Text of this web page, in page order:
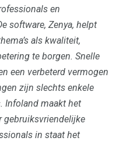
en
software, Zenya, helpt
als kwaliteit,
te borgen. Snelle
een verbeterd vermogen
zijn slechts enkele
Infoland maakt het
gebruiksvriendelijke
in staat het